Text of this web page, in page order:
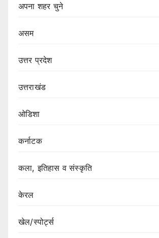
अपना शहर चुने
असम
उत्तर प्रदेश
उत्तराखंड
ओडिशा
कर्नाटक
कला, इतिहास व संस्कृति
केरल
खेल/स्पोर्ट्स